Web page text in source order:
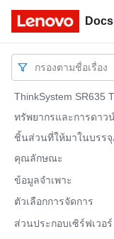
Docs
Docs
กรองตามชื่อเรื่อง
ThinkSystem SR635
ทรัพยากรและการดาว
ชิ้นส่วนที่ให้มาในบรร
คุณลักษณะ
ข้อมูลจำเพาะ
ตัวเลือกการจัดการ
ส่วนประกอบเซิร์ฟเวอร์